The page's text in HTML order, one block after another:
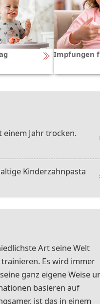
Impfungen
Jahr trocken.
Kinderzahnpasta
Art seine Welt
Es wird immer
ganz eigene Weise
basieren auf
ist das in einem